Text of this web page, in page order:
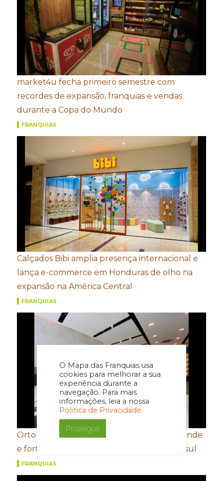
O Mapa das Franquias usa
cookies para melhorar a sua
experiência durante a
navegação. Para mais
informações, leia a nossa
Política de Privacidade.
Prosseguir
market4u fecha primeiro semestre com
recordes de expansão, franquias e vendas
durante a Copa do Mundo
FRANQUIAS
Calçados Bibi amplia presença internacional e
lança e-commerce em Honduras de olho na
expansão na América Central
FRANQUIAS
Ortobom aposta em novo conceito de estande
e fortalecimento de portfólio para a Movelsul
FRANQUIAS